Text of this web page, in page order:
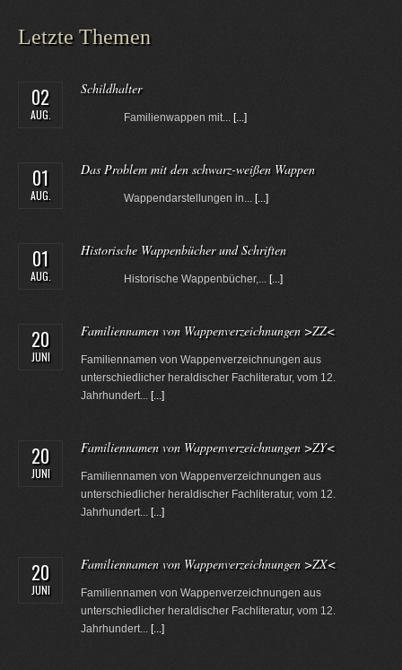
Letzte Themen
02
AUG.
Schildhalter
Familienwappen mit... [...]
01
AUG.
Das Problem mit den schwarz-weißen Wappen
Wappendarstellungen in... [...]
01
AUG.
Historische Wappenbücher und Schriften
Historische Wappenbücher,... [...]
20
JUNI
Familiennamen von Wappenverzeichnungen >ZZ<
Familiennamen von Wappenverzeichnungen aus
unterschiedlicher heraldischer Fachliteratur, vom 12.
Jahrhundert... [...]
20
JUNI
Familiennamen von Wappenverzeichnungen >ZY<
Familiennamen von Wappenverzeichnungen aus
unterschiedlicher heraldischer Fachliteratur, vom 12.
Jahrhundert... [...]
20
JUNI
Familiennamen von Wappenverzeichnungen >ZX<
Familiennamen von Wappenverzeichnungen aus
unterschiedlicher heraldischer Fachliteratur, vom 12.
Jahrhundert... [...]